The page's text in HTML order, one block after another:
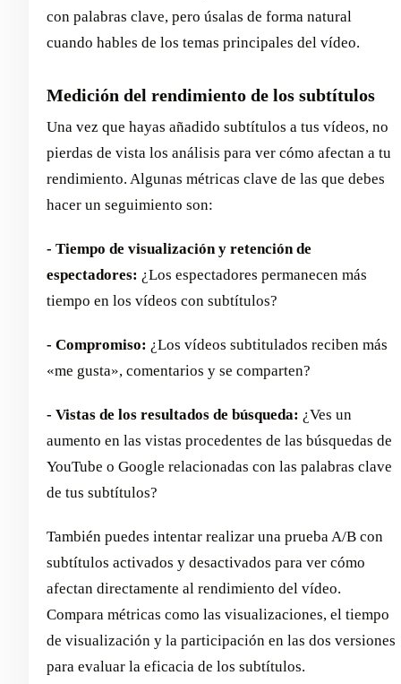
con palabras clave, pero úsalas de forma natural
cuando hables de los temas principales del vídeo.
Medición del rendimiento de los subtítulos
Una vez que hayas añadido subtítulos a tus vídeos, no
pierdas de vista los análisis para ver cómo afectan a tu
rendimiento. Algunas métricas clave de las que debes
hacer un seguimiento son:
- Tiempo de visualización y retención de
espectadores: ¿Los espectadores permanecen más
tiempo en los vídeos con subtítulos?
- Compromiso: ¿Los vídeos subtitulados reciben más
«me gusta», comentarios y se comparten?
- Vistas de los resultados de búsqueda: ¿Ves un
aumento en las vistas procedentes de las búsquedas de
YouTube o Google relacionadas con las palabras clave
de tus subtítulos?
También puedes intentar realizar una prueba A/B con
subtítulos activados y desactivados para ver cómo
afectan directamente al rendimiento del vídeo.
Compara métricas como las visualizaciones, el tiempo
de visualización y la participación en las dos versiones
para evaluar la eficacia de los subtítulos.